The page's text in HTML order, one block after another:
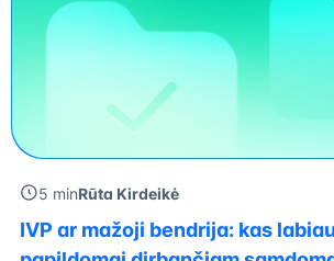
5 minRūta Kirdeikė
IVP ar mažoji bendrija: kas